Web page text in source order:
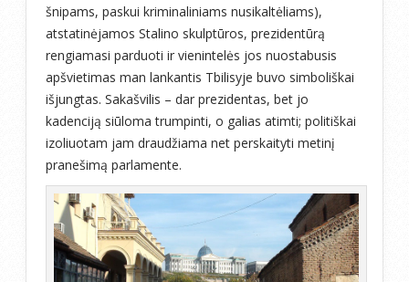
šnipams, paskui kriminaliniams nusikaltėliams),
atstatinėjamos Stalino skulptūros, prezidentūrą
rengiamasi parduoti ir vienintelės jos nuostabusis
apšvietimas man lankantis Tbilisyje buvo simboliškai
išjungtas. Sakašvilis – dar prezidentas, bet jo
kadenciją siūloma trumpinti, o galias atimti; politiškai
izoliuotam jam draudžiama net perskaityti metinį
pranešimą parlamente.